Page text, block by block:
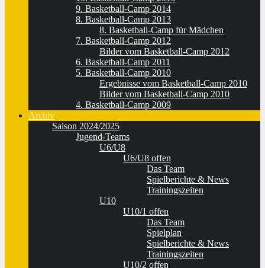
9. Basketball-Camp 2014
8. Basketball-Camp 2013
8. Basketball-Camp für Mädchen
7. Basketball-Camp 2012
Bilder vom Basketball-Camp 2012
6. Basketball-Camp 2011
5. Basketball-Camp 2010
Ergebnisse vom Basketball-Camp 2010
Bilder vom Basketball-Camp 2010
4. Basketball-Camp 2009
Archiv
Saison 2024/2025
Jugend-Teams
U6/U8
U6/U8 offen
Das Team
Spielberichte & News
Trainingszeiten
U10
U10/1 offen
Das Team
Spielplan
Spielberichte & News
Trainingszeiten
U10/2 offen